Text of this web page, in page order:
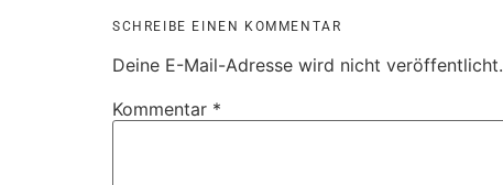
SCHREIBE EINEN KOMMENTAR
Deine E-Mail-Adresse wird nicht veröffentlicht.
Kommentar *